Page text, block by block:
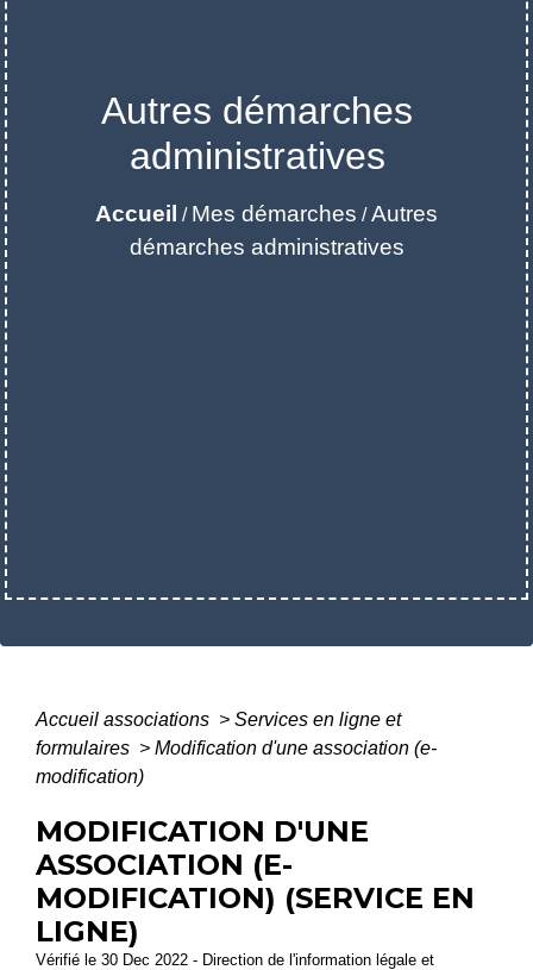
Autres démarches
administratives
Accueil / Mes démarches / Autres
démarches administratives
Accueil associations > Services en ligne et
formulaires > Modification d'une association (e-
modification)
MODIFICATION D'UNE
ASSOCIATION (E-
MODIFICATION) (SERVICE EN
LIGNE)
Vérifié le 30 Dec 2022 - Direction de l'information légale et